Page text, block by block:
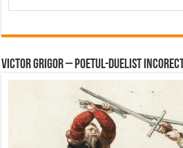
Victor Grigor – Poetul-Duelist